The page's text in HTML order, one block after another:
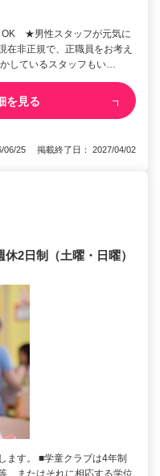
OK ★男性スタッフが元気に
非正規で、正職員をお考え
しているスタッフもい…
を見る
06/25 掲載終了日： 2027/04/02
2日制（土曜・日曜）
ます。 ■学童クラブは4年制
、またはそれに相応する学位